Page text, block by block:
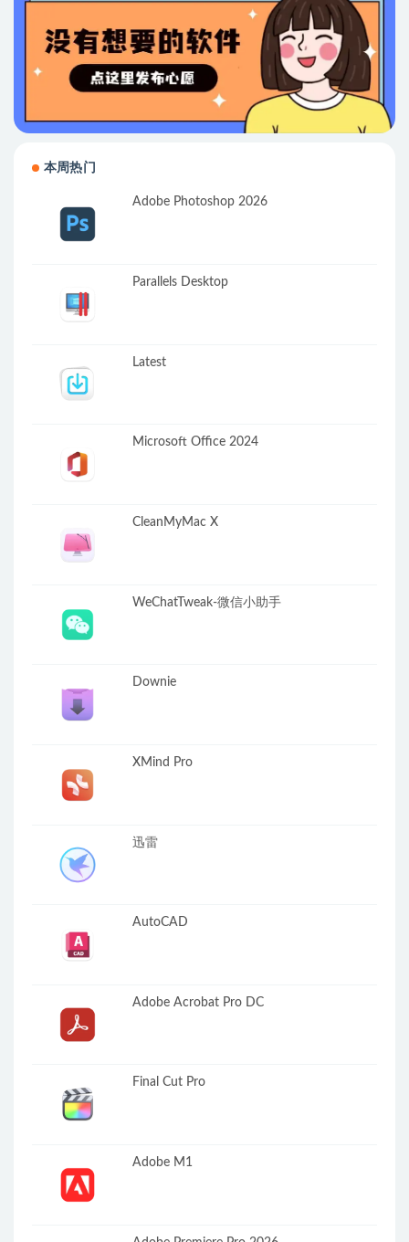
本周热门
Adobe Photoshop 2026
Parallels Desktop
Latest
Microsoft Office 2024
CleanMyMac X
WeChatTweak-微信小助手
Downie
XMind Pro
迅雷
AutoCAD
Adobe Acrobat Pro DC
Final Cut Pro
Adobe M1